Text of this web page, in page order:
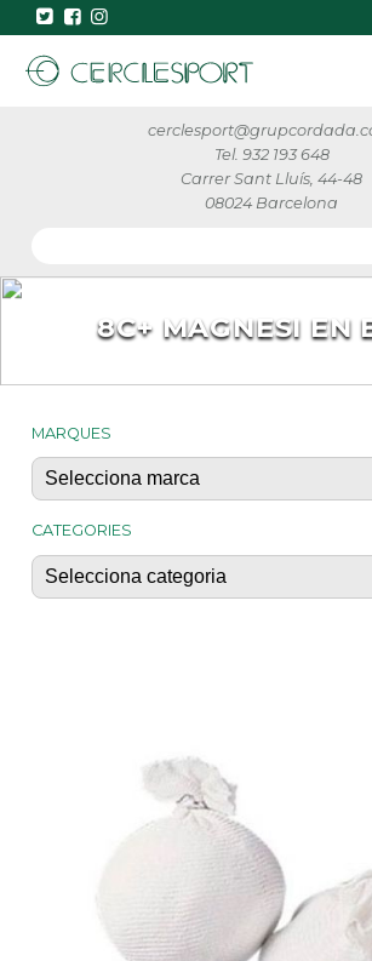
Tel. 932 193 648
Carrer Sant Lluís, 44-48
08024 Barcelona
8C+ MAGNESI EN
MARQUES
CATEGORIES